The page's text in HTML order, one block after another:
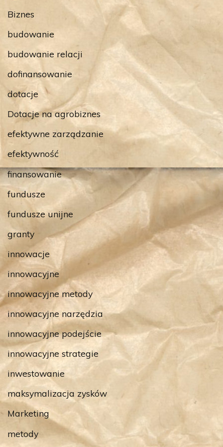
Biznes
budowanie
budowanie relacji
dofinansowanie
dotacje
Dotacje na agrobiznes
efektywne zarządzanie
efektywność
finansowanie
fundusze
fundusze unijne
granty
innowacje
innowacyjne
innowacyjne metody
innowacyjne narzędzia
innowacyjne podejście
innowacyjne strategie
inwestowanie
maksymalizacja zysków
Marketing
metody